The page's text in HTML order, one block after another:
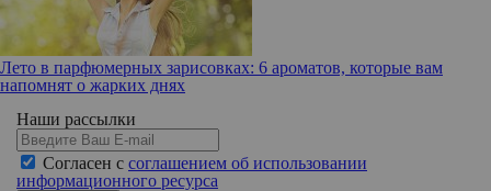
Лето в парфюмерных зарисовках: 6 ароматов, которые вам
напомнят о жарких днях
Наши рассылки
Согласен с соглашением об использовании
информационного ресурса